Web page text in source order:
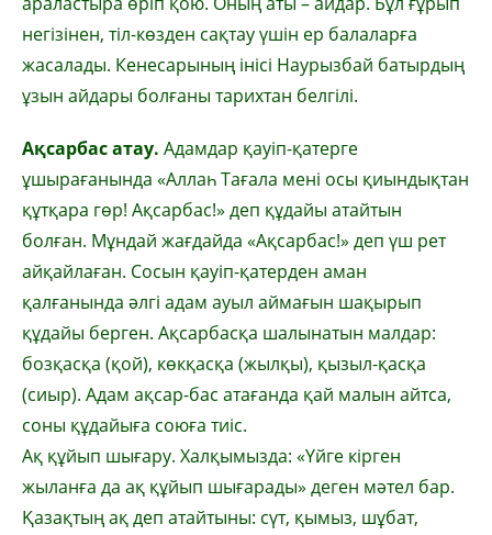
негізінен, тіл-көзден сақтау үшін ер балаларға
жасалады. Кенесарының інісі Наурызбай батырдың
ұзын айдары болғаны тарихтан белгілі.
Ақсарбас атау. Адамдар қауіп-қатерге
ұшырағанында «Аллаһ Тағала мені осы қиындықтан
құтқара гөр! Ақсарбас!» деп құдайы атайтын
болған. Мұндай жағдайда «Ақсарбас!» деп үш рет
айқайлаған. Сосын қауіп-қатерден аман
қалғанында әлгі адам ауыл аймағын шақырып
құдайы берген. Ақсарбасқа шалынатын малдар:
бозқасқа (қой), көкқасқа (жылқы), қызыл-қасқа
(сиыр). Адам ақсар-бас атағанда қай малын айтса,
соны құдайыға союға тиіс.
Ақ құйып шығару. Халқымызда: «Үйге кірген
жыланға да ақ құйып шығарады» деген мәтел бар.
Қазақтың ақ деп атайтыны: сүт, қымыз, шұбат,